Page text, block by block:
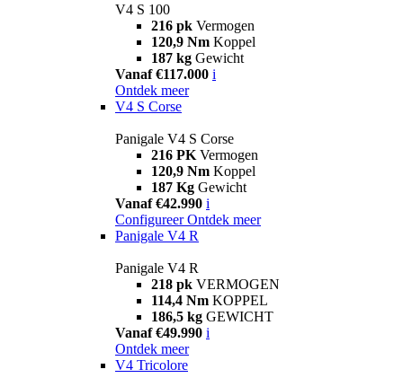
V4 S 100
216 pk Vermogen
120,9 Nm Koppel
187 kg Gewicht
Vanaf €117.000 i
Ontdek meer
V4 S Corse
Panigale V4 S Corse
216 PK Vermogen
120,9 Nm Koppel
187 Kg Gewicht
Vanaf €42.990 i
Configureer Ontdek meer
Panigale V4 R
Panigale V4 R
218 pk VERMOGEN
114,4 Nm KOPPEL
186,5 kg GEWICHT
Vanaf €49.990 i
Ontdek meer
V4 Tricolore